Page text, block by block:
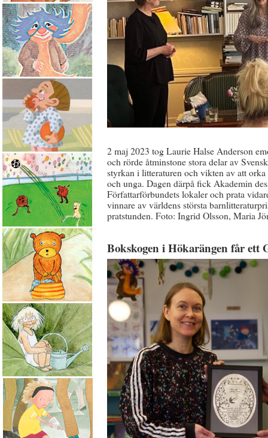
2 maj 2023 tog Laurie Halse Anderson
och rörde åtminstone stora delar av
styrkan i litteraturen och vikten av att
och unga. Dagen därpå fick Akademin
Författarförbundets lokaler och prata
vinnare av världens största
pratstunden. Foto: Ingrid Olsson, Maria
Bokskogen i Hökarängen får ett